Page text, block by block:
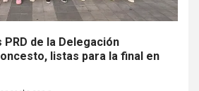
de la Delegación
listas para la final en